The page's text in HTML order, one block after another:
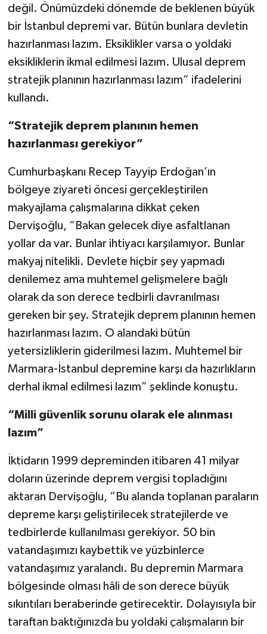
değil. Önümüzdeki dönemde de beklenen büyük
bir İstanbul depremi var. Bütün bunlara devletin
hazırlanması lazım. Eksiklikler varsa o yoldaki
eksikliklerin ikmal edilmesi lazım. Ulusal deprem
stratejik planının hazırlanması lazım” ifadelerini
kullandı.
“Stratejik deprem planının hemen
hazırlanması gerekiyor”
Cumhurbaşkanı Recep Tayyip Erdoğan’ın
bölgeye ziyareti öncesi gerçekleştirilen
makyajlama çalışmalarına dikkat çeken
Dervişoğlu, “Bakan gelecek diye asfaltlanan
yollar da var. Bunlar ihtiyacı karşılamıyor. Bunlar
makyaj nitelikli. Devlete hiçbir şey yapmadı
denilemez ama muhtemel gelişmelere bağlı
olarak da son derece tedbirli davranılması
gereken bir şey. Stratejik deprem planının hemen
hazırlanması lazım. O alandaki bütün
yetersizliklerin giderilmesi lazım. Muhtemel bir
Marmara-İstanbul depremine karşı da hazırlıkların
derhal ikmal edilmesi lazım” şeklinde konuştu.
“Milli güvenlik sorunu olarak ele alınması
lazım”
İktidarın 1999 depreminden itibaren 41 milyar
doların üzerinde deprem vergisi topladığını
aktaran Dervişoğlu, “Bu alanda toplanan paraların
depreme karşı geliştirilecek stratejilerde ve
tedbirlerde kullanılması gerekiyor. 50 bin
vatandaşımızı kaybettik ve yüzbinlerce
vatandaşımız yaralandı. Bu depremin Marmara
bölgesinde olması hâli de son derece büyük
sıkıntıları beraberinde getirecektir. Dolayısıyla bir
taraftan baktığınızda bu yoldaki çalışmaların bir